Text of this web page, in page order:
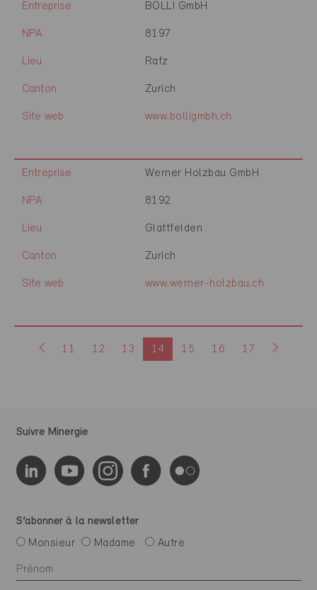
Entreprise BOLLI GmbH
NPA 8197
Lieu Rafz
Canton Zurich
Site web www.bolligmbh.ch
Entreprise Werner Holzbau GmbH
NPA 8192
Lieu Glattfelden
Canton Zurich
Site web www.werner-holzbau.ch
11 12 13 14 15 16 17
Suivre Minergie
S’abonner à la newsletter
Monsieur
Madame Autre